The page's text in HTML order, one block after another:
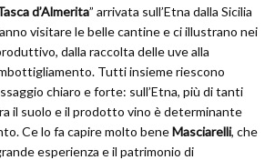
d’Almerita” arrivata sull’Etna dalla Sicilia
visitare le belle cantine e ci illustrano nei
dalla raccolta delle uve alla
Tutti insieme riescono
chiaro e forte: sull’Etna, più di tanti
il suolo e il prodotto vino è determinante
Ce lo fa capire molto beneMasciarelli, che
esperienza e il patrimonio di